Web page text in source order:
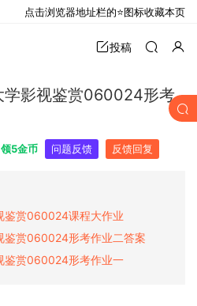
投稿
影视鉴赏060024形考
领5金币 问题反馈 反馈回复
鉴赏060024课程大作业
鉴赏060024形考作业二答案
鉴赏060024形考作业一
点击浏览器地址栏的⭐图标收藏本页